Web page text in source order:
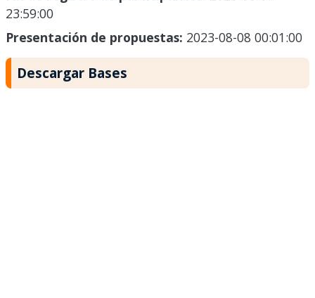
23:59:00
Presentación de propuestas: 2023-08-08 00:01:00
Descargar Bases